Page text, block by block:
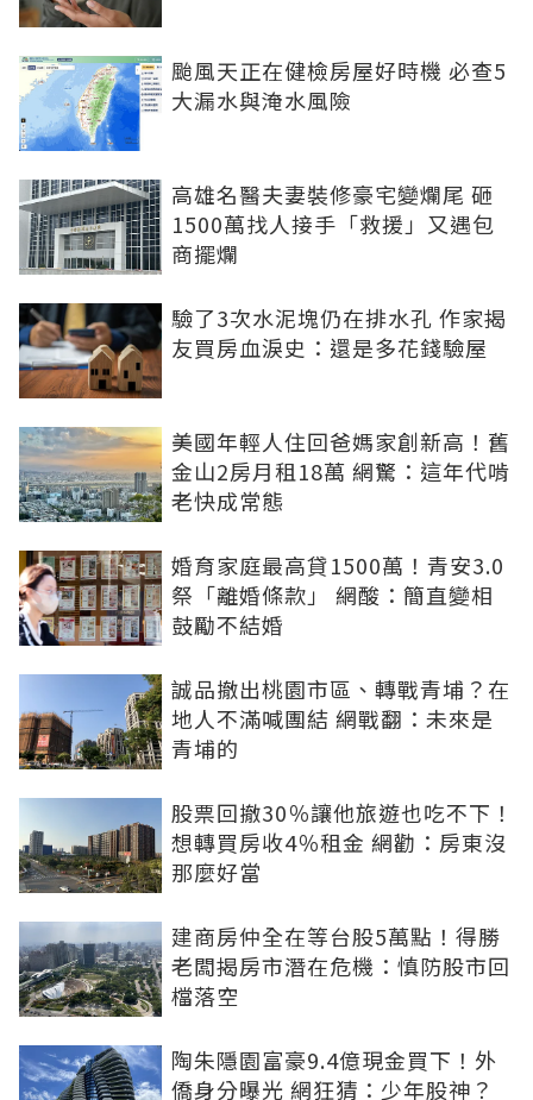
颱風天正在健檢房屋好時機 必查5
大漏水與淹水風險
高雄名醫夫妻裝修豪宅變爛尾 砸
1500萬找人接手「救援」又遇包
商擺爛
驗了3次水泥塊仍在排水孔 作家揭
友買房血淚史：還是多花錢驗屋
美國年輕人住回爸媽家創新高！舊
金山2房月租18萬 網驚：這年代啃
老快成常態
婚育家庭最高貸1500萬！青安3.0
祭「離婚條款」 網酸：簡直變相
鼓勵不結婚
誠品撤出桃園市區、轉戰青埔？在
地人不滿喊團結 網戰翻：未來是
青埔的
股票回撤30％讓他旅遊也吃不下！
想轉買房收4％租金 網勸：房東沒
那麼好當
建商房仲全在等台股5萬點！得勝
老闆揭房市潛在危機：慎防股市回
檔落空
陶朱隱園富豪9.4億現金買下！外
僑身分曝光 網狂猜：少年股神？